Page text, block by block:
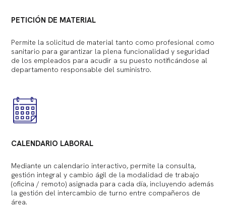
PETICIÓN DE MATERIAL
Permite la solicitud de material tanto como profesional como
sanitario para garantizar la plena funcionalidad y seguridad
de los empleados para acudir a su puesto notificándose al
departamento responsable del suministro.
CALENDARIO LABORAL
Mediante un calendario interactivo, permite la consulta,
gestión integral y cambio ágil de la modalidad de trabajo
(oficina / remoto) asignada para cada día, incluyendo además
la gestión del intercambio de turno entre compañeros de
área.